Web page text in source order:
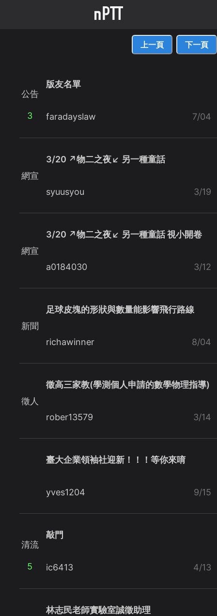
上一頁 下一頁
公告
3
版友名單
faradayslaw 7/04
網宣
3/20 ↗物二之夜↙ 另一種童話
syuusyou 3/19
網宣
3/20 ↗物二之夜↙ 另一種童話 視小開卷
a0184030 3/12
新聞
足球皮塊的形狀與數量能影響飛行路線
richawinner 8/04
徵人
徵高三家教(學測個人申請的數學物理指導)
rober13579 3/14
臺大企業領袖社迎新！！！等你來唷
yves1204 9/15
清流
5
敲門
ic6413 4/13
林志民老師實驗室誠徵助理